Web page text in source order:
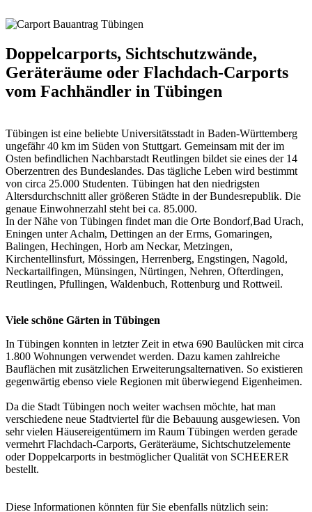
Doppelcarports, Sichtschutzwände,
Geräteräume oder Flachdach-Carports
vom Fachhändler in Tübingen
Tübingen ist eine beliebte Universitätsstadt in Baden-Württemberg
ungefähr 40 km im Süden von Stuttgart. Gemeinsam mit der im
Osten befindlichen Nachbarstadt Reutlingen bildet sie eines der 14
Oberzentren des Bundeslandes. Das tägliche Leben wird bestimmt
von circa 25.000 Studenten. Tübingen hat den niedrigsten
Altersdurchschnitt aller größeren Städte in der Bundesrepublik. Die
genaue Einwohnerzahl steht bei ca. 85.000.
In der Nähe von Tübingen findet man die Orte Bondorf,Bad Urach,
Eningen unter Achalm, Dettingen an der Erms, Gomaringen,
Balingen, Hechingen, Horb am Neckar, Metzingen,
Kirchentellinsfurt, Mössingen, Herrenberg, Engstingen, Nagold,
Neckartailfingen, Münsingen, Nürtingen, Nehren, Ofterdingen,
Reutlingen, Pfullingen, Waldenbuch, Rottenburg und Rottweil.
Viele schöne Gärten in Tübingen
In Tübingen konnten in letzter Zeit in etwa 690 Baulücken mit circa
1.800 Wohnungen verwendet werden. Dazu kamen zahlreiche
Bauflächen mit zusätzlichen Erweiterungsalternativen. So existieren
gegenwärtig ebenso viele Regionen mit überwiegend Eigenheimen.
Da die Stadt Tübingen noch weiter wachsen möchte, hat man
verschiedene neue Stadtviertel für die Bebauung ausgewiesen. Von
sehr vielen Häusereigentümern im Raum Tübingen werden gerade
vermehrt Flachdach-Carports, Geräteräume, Sichtschutzelemente
oder Doppelcarports in bestmöglicher Qualität von SCHEERER
bestellt.
Diese Informationen könnten für Sie ebenfalls nützlich sein: